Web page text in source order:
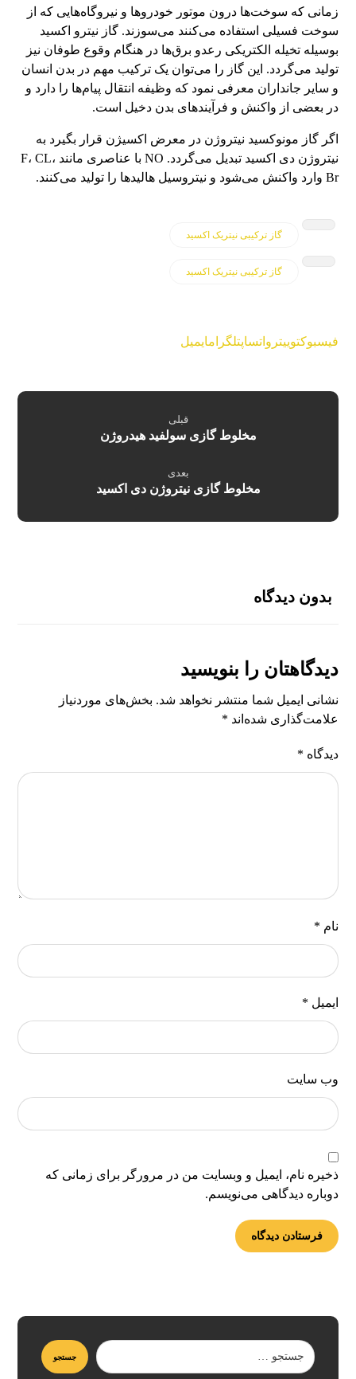
زمانی که سوخت‌ها درون موتور خودروها و نیروگاه‌هایی که از
سوخت فسیلی استفاده می‌کنند می‌سوزند. گاز نیترو اکسید
بوسیله تخیله الکتریکی رعدو برق‌ها در هنگام وقوع طوفان نیز
تولید می‌گردد. این گاز را می‌توان یک ترکیب مهم در بدن انسان
و سایر جانداران معرفی نمود که وظیفه انتقال پیام‌ها را دارد و
در بعضی از واکنش و فرآیندهای بدن دخیل است.
اگر گاز مونوکسید نیتروژن در معرض اکسیژن قرار بگیرد به
نیتروژن دی اکسید تبدیل می‌گردد. NO با عناصری مانند F، CL،
Br وارد واکنش می‌شود و نیتروسیل هالید‌ها را تولید می‌کنند.
گاز ترکیبی نیتریک اکسید
گاز ترکیبی نیتریک اکسید
فیسبوکتوییتر واتساپتلگرامایمیل
قبلی
مخلوط گازی سولفید هیدروژن
بعدی
مخلوط گازی نیتروژن دی اکسید
بدون دیدگاه
دیدگاهتان را بنویسید
نشانی ایمیل شما منتشر نخواهد شد. بخش‌های موردنیاز
علامت‌گذاری شده‌اند *
دیدگاه *
نام *
ایمیل *
وب‌ سایت
ذخیره نام، ایمیل و وبسایت من در مرورگر برای زمانی که
دوباره دیدگاهی می‌نویسم.